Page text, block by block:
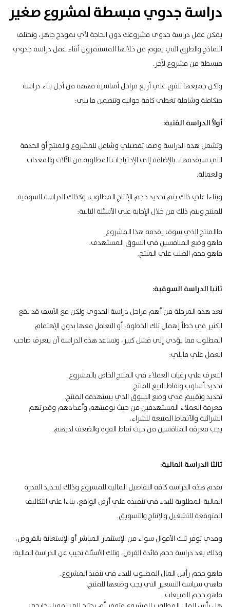
دراسة جدوي مبسطة لمشروع صغير
يمكن عمل دراسة جدوى مشروعك دون الحاجة لأي نموذج جاهز، وتختلف
النماذج والطرق التي يقوم من خلالها المستثمرون أثناء عمل دراسة جدوي
مبسطة من مشروع لآخر.
ولكن جميعها تتفق علي أربع مراحل أساسية مهمة من أجل بناء دراسة
متكاملة وشاملة تغطي كافة جوانبه وتتضمن ما يلي:
أولاً الدراسة الفنية:
وتشمل هذه الدراسة وصف تفصيلي وشامل للمشروع والمنتج أو الخدمة
التي سيقدمها، بالإضافة إلي الإحتياجات المطلوبة من الآلات والمعدات
والعمالة.
وبناءا علي ذلك يتم تحديد حجم الإنتاج المطلوب، وكذلك الدراسة السوقية
للمنتج ويتم ذلك من خلال الإجابة علي الأسئلة التالية:
ماالمنتج الذي سوف يقدمه هذا المشروع.
ماهو وضع المنافسين في السوق المستهدف.
ماهو حجم الطلب علي المنتج.
ثانيا الدراسة السوقية:
تعد هذه المرحلة من أهم مراحل دراسة الجدوي ولكن مع الأسف قد يقع
الكثير في خطأ إهمال تلك الخطوة، أو التعامل معها بدون الإهتمام
المطلوب مما يؤدي إلي فشل كبير، وتساعد هذه الدراسة أن يتعرف صاحب
العمل علي مايلي:
التعرف علي رغبات العملاء في المنتج الخاص بالمشروع.
تحديد أسلوب ونقاط البيع للمنتج.
تحديد وتقييم مدي وضع السوق الذي يستهدفه المنتج.
معرفة العملاء المستهدفين من حيث نوعيتهم وأعدادهم وقدرتهم
الشرائية والأنماط المتبعة للشراء.
يجب معرفة المنافسين من حيث نقاط القوة والضعف لديهم.
ثالثا الدراسة المالية:
تقدم هذه الدراسة كافة التفاصيل المالية للمشروع وذلك لتحديد القدرة
المالية المطلوبة للبدء في تنفيذه علي أرض الواقع، بناءا علي التكاليف
المتوقعة للتشغيل والإنتاج والتسويق.
ومدي توفر تلك الأموال سواء من الإستثمار المباشر أو الإستعانة بالقروض،
وذلك بعد دراسة حجم فائدة القرض، وتلك الأسئلة تجيب عن الدراسة المالية:
ماهو حجم رأس المال المطلوب للبدء في تنفيذ المشروع.
ماهي سياسة التسعير التي يجب وضعها للمنتج.
ماهو حجم المبيعات.